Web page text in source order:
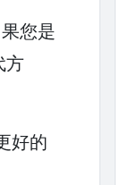
您是
方
好的